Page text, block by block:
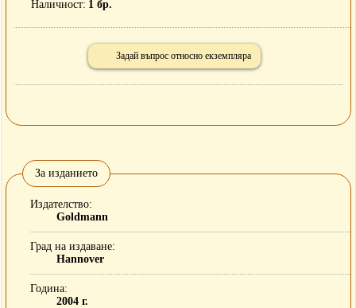
Наличност 1 бр.
Задай въпрос относно екземпляра
За изданието
Издателство
Goldmann
Град на издаване
Hannover
Година
2004 г.